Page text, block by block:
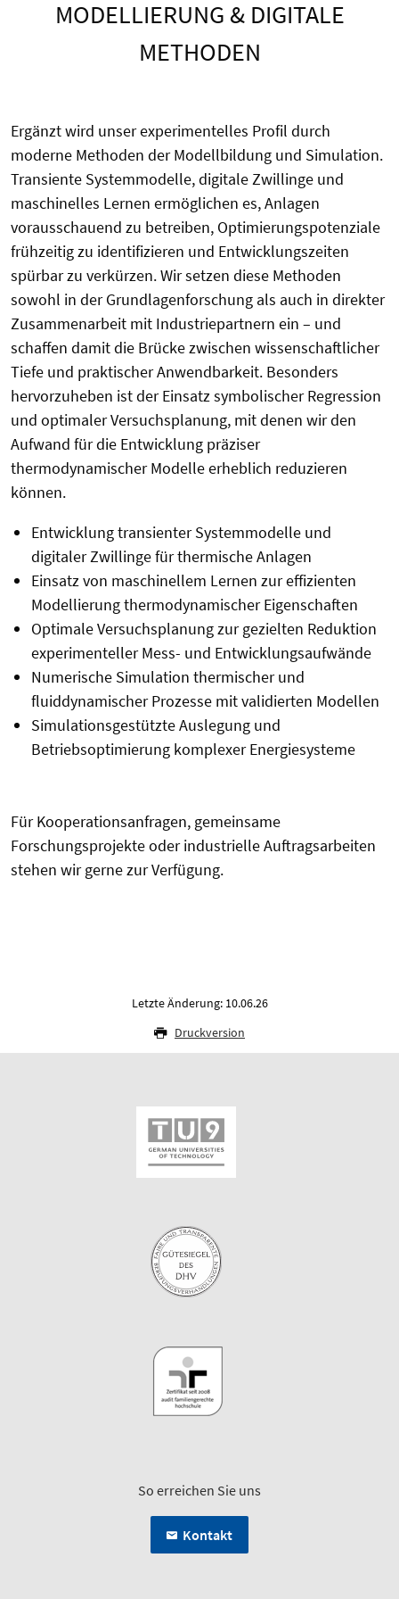
MODELLIERUNG & DIGITALE
METHODEN
Ergänzt wird unser experimentelles Profil durch
moderne Methoden der Modellbildung und Simulation.
Transiente Systemmodelle, digitale Zwillinge und
maschinelles Lernen ermöglichen es, Anlagen
vorausschauend zu betreiben, Optimierungspotenziale
frühzeitig zu identifizieren und Entwicklungszeiten
spürbar zu verkürzen. Wir setzen diese Methoden
sowohl in der Grundlagenforschung als auch in direkter
Zusammenarbeit mit Industriepartnern ein – und
schaffen damit die Brücke zwischen wissenschaftlicher
Tiefe und praktischer Anwendbarkeit. Besonders
hervorzuheben ist der Einsatz symbolischer Regression
und optimaler Versuchsplanung, mit denen wir den
Aufwand für die Entwicklung präziser
thermodynamischer Modelle erheblich reduzieren
können.
Entwicklung transienter Systemmodelle und
digitaler Zwillinge für thermische Anlagen
Einsatz von maschinellem Lernen zur effizienten
Modellierung thermodynamischer Eigenschaften
Optimale Versuchsplanung zur gezielten Reduktion
experimenteller Mess- und Entwicklungsaufwände
Numerische Simulation thermischer und
fluiddynamischer Prozesse mit validierten Modellen
Simulationsgestützte Auslegung und
Betriebsoptimierung komplexer Energiesysteme
Für Kooperationsanfragen, gemeinsame
Forschungsprojekte oder industrielle Auftragsarbeiten
stehen wir gerne zur Verfügung.
Letzte Änderung: 10.06.26
Druckversion
So erreichen Sie uns
Kontakt